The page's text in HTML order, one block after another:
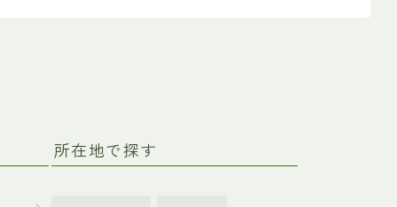
所在地で探す